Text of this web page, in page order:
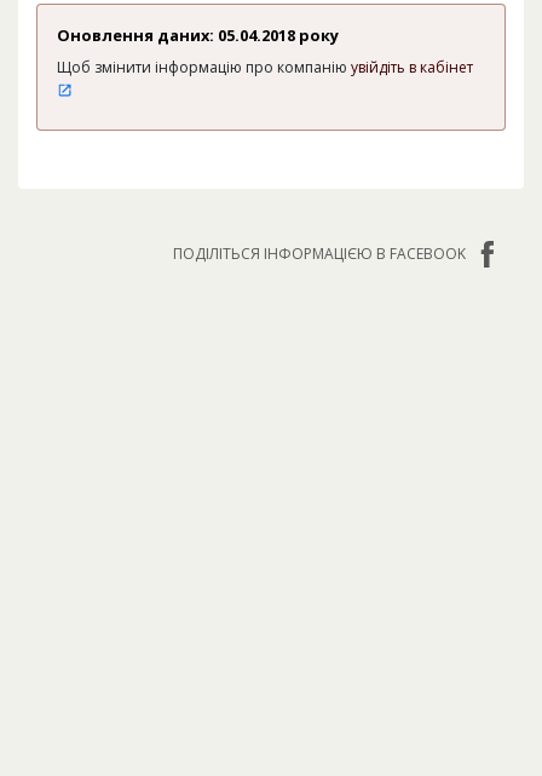
Оновлення даних: 05.04.2018 року
Щоб змінити інформацію про компанію увійдіть в кабінет
ПОДІЛІТЬСЯ ІНФОРМАЦІЄЮ В FACEBOOK